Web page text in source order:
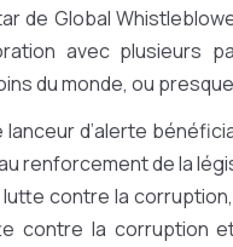
de Global
avec plusieurs
du monde, ou
lanceur d’alerte
renforcement de la
lutte contre la corruption,
contre la corruption